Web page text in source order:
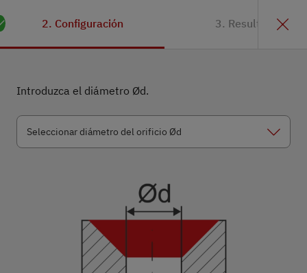
2. Configuración 3. Resultado
Introduzca el diámetro Ød.